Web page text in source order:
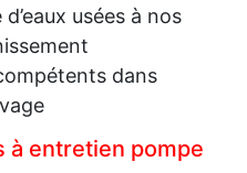
usées à nos
dans
à entretien pompe